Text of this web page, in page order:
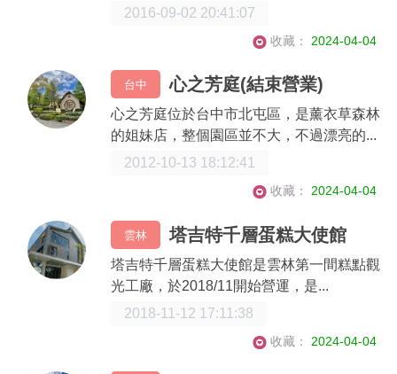
2016-09-02 20:41:07
收藏： 2024-04-04
台中 心之芳庭(結束營業)
心之芳庭位於台中市北屯區，是薰衣草森林
的姐妹店，整個園區並不大，不過漂亮的...
2012-10-13 18:12:41
收藏： 2024-04-04
雲林 塔吉特千層蛋糕大使館
塔吉特千層蛋糕大使館是雲林第一間糕點觀
光工廠，於2018/11開始營運，是...
2018-11-12 17:11:38
收藏： 2024-04-04